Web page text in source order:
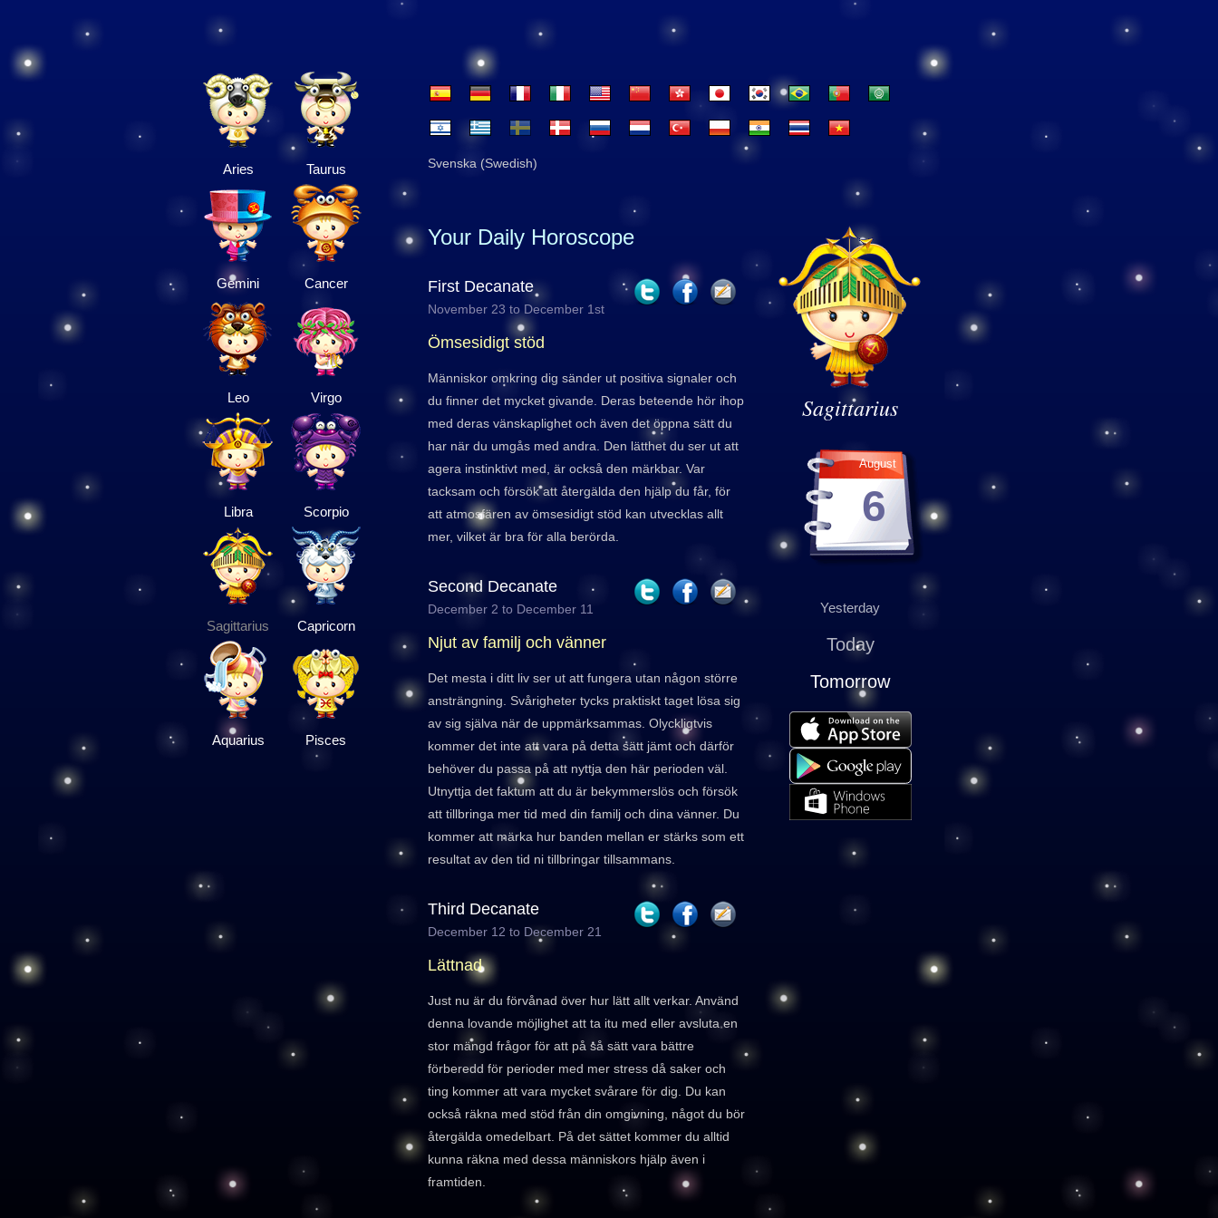
Aries Taurus
Gemini Cancer
Leo Virgo
Libra Scorpio
Sagittarius Capricorn
Aquarius Pisces
Svenska (Swedish)
Sagittarius
August
6
Yesterday
Today
Tomorrow
Your Daily Horoscope
First Decanate
November 23 to December 1st
Ömsesidigt stöd
Människor omkring dig sänder ut positiva signaler och
du finner det mycket givande. Deras beteende hör ihop
med deras vänskaplighet och även det öppna sätt du
har när du umgås med andra. Den lätthet du ser ut att
agera instinktivt med, är också den märkbar. Var
tacksam och försök att återgälda den hjälp du får, för
att atmosfären av ömsesidigt stöd kan utvecklas allt
mer, vilket är bra för alla berörda.
Second Decanate
December 2 to December 11
Njut av familj och vänner
Det mesta i ditt liv ser ut att fungera utan någon större
ansträngning. Svårigheter tycks praktiskt taget lösa sig
av sig själva när de uppmärksammas. Olyckligtvis
kommer det inte att vara på detta sätt jämt och därför
behöver du passa på att nyttja den här perioden väl.
Utnyttja det faktum att du är bekymmerslös och försök
att tillbringa mer tid med din familj och dina vänner. Du
kommer att märka hur banden mellan er stärks som ett
resultat av den tid ni tillbringar tillsammans.
Third Decanate
December 12 to December 21
Lättnad
Just nu är du förvånad över hur lätt allt verkar. Använd
denna lovande möjlighet att ta itu med eller avsluta en
stor mängd frågor för att på så sätt vara bättre
förberedd för perioder med mer stress då saker och
ting kommer att vara mycket svårare för dig. Du kan
också räkna med stöd från din omgivning, något du bör
återgälda omedelbart. På det sättet kommer du alltid
kunna räkna med dessa människors hjälp även i
framtiden.